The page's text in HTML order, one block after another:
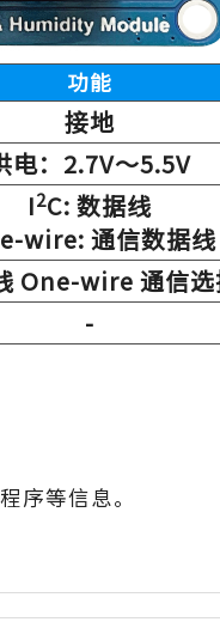
功能
接地
电：2.7V～5.5V
I2C: 数据线
wire: 通信数据线
One-wire 通信
-
序等信息。